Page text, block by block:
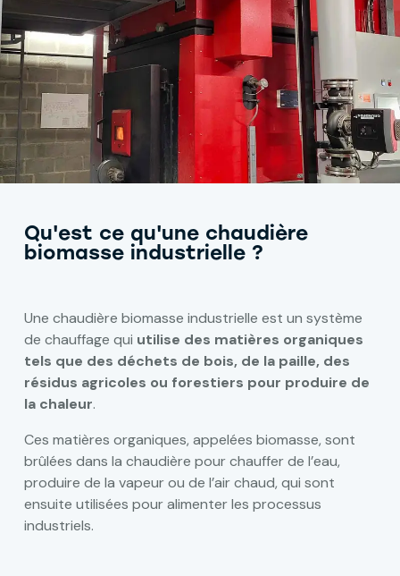
Qu'est ce qu'une chaudière
biomasse industrielle ?
Une chaudière biomasse industrielle est un système
de chauffage qui utilise des matières organiques
tels que des déchets de bois, de la paille, des
résidus agricoles ou forestiers pour produire de
la chaleur.
Ces matières organiques, appelées biomasse, sont
brûlées dans la chaudière pour chauffer de l’eau,
produire de la vapeur ou de l’air chaud, qui sont
ensuite utilisées pour alimenter les processus
industriels.